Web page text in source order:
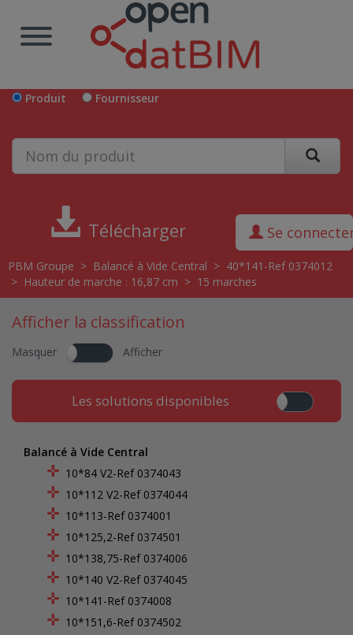
Produit Fournisseur
Télécharger Se
PBM Groupe > Balancé à Vide Central > 40*141-Ref 0374012
> Hauteur de marche : 16,87 cm > 15 marches
Afficher la classification
Masquer Afficher
Les solutions disponibles
Balancé à Vide Central
10*84 V2-Ref 0374043
10*112 V2-Ref 0374044
10*113-Ref 0374001
10*125,2-Ref 0374501
10*138,75-Ref 0374006
10*140 V2-Ref 0374045
10*141-Ref 0374008
10*151,6-Ref 0374502